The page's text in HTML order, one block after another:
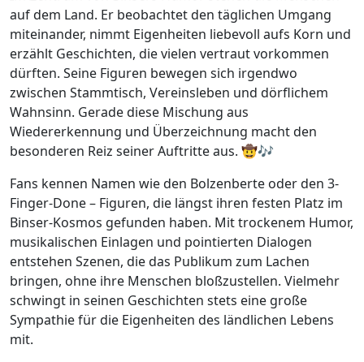
auf dem Land. Er beobachtet den täglichen Umgang
miteinander, nimmt Eigenheiten liebevoll aufs Korn und
erzählt Geschichten, die vielen vertraut vorkommen
dürften. Seine Figuren bewegen sich irgendwo
zwischen Stammtisch, Vereinsleben und dörflichem
Wahnsinn. Gerade diese Mischung aus
Wiedererkennung und Überzeichnung macht den
besonderen Reiz seiner Auftritte aus. 🤠🎶
Fans kennen Namen wie den Bolzenberte oder den 3-
Finger-Done – Figuren, die längst ihren festen Platz im
Binser-Kosmos gefunden haben. Mit trockenem Humor,
musikalischen Einlagen und pointierten Dialogen
entstehen Szenen, die das Publikum zum Lachen
bringen, ohne ihre Menschen bloßzustellen. Vielmehr
schwingt in seinen Geschichten stets eine große
Sympathie für die Eigenheiten des ländlichen Lebens
mit.